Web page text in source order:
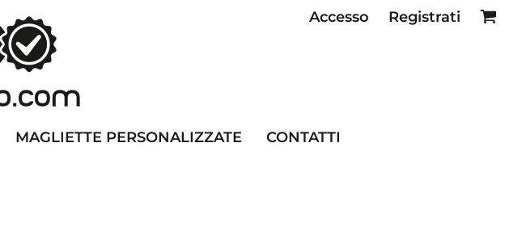
Accesso Registrati
MAGLIETTE PERSONALIZZATE CONTATTI
ALTA VISIBILITA'